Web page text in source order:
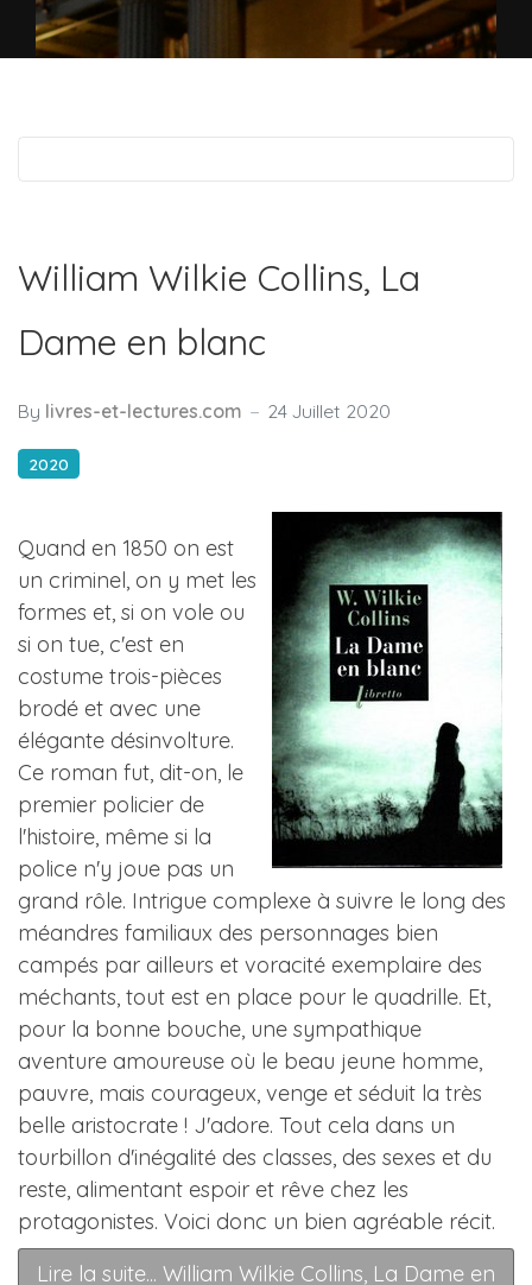
William Wilkie Collins, La
Dame en blanc
By livres-et-lectures.com 24 Juillet 2020
2020
Quand en 1850 on est
un criminel, on y met les
formes et, si on vole ou
si on tue, c'est en
costume trois-pièces
brodé et avec une
élégante désinvolture.
Ce roman fut, dit-on, le
premier policier de
l'histoire, même si la
police n'y joue pas un
grand rôle. Intrigue complexe à suivre le long des
méandres familiaux des personnages bien
campés par ailleurs et voracité exemplaire des
méchants, tout est en place pour le quadrille. Et,
pour la bonne bouche, une sympathique
aventure amoureuse où le beau jeune homme,
pauvre, mais courageux, venge et séduit la très
belle aristocrate ! J'adore. Tout cela dans un
tourbillon d'inégalité des classes, des sexes et du
reste, alimentant espoir et rêve chez les
protagonistes. Voici donc un bien agréable récit.
Lire la suite... William Wilkie Collins, La Dame en